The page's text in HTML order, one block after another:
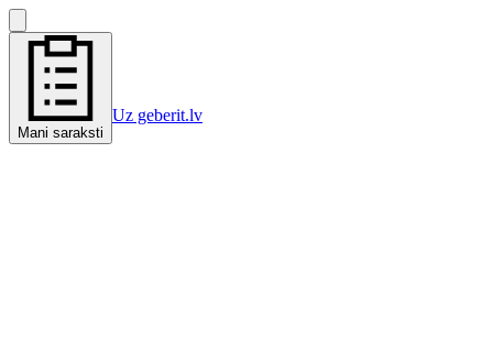
Mani saraksti
Uz geberit.lv